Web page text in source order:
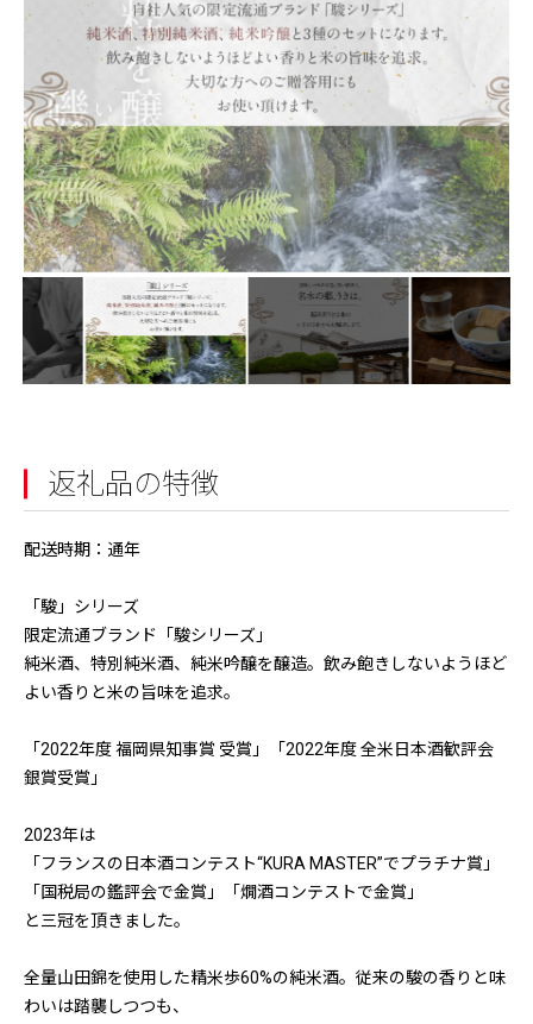
返礼品の特徴
配送時期：通年
「駿」シリーズ
限定流通ブランド「駿シリーズ」
純米酒、特別純米酒、純米吟醸を醸造。飲み飽きしないようほど
よい香りと米の旨味を追求。
「2022年度 福岡県知事賞 受賞」「2022年度 全米日本酒歓評会
銀賞受賞」
2023年は
「フランスの日本酒コンテスト“KURA MASTER”でプラチナ賞」
「国税局の鑑評会で金賞」「燗酒コンテストで金賞」
と三冠を頂きました。
全量山田錦を使用した精米歩60%の純米酒。従来の駿の香りと味
わいは踏襲しつつも、